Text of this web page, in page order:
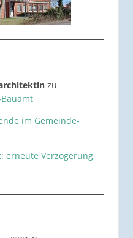
zu
im Gemeinde-
erneute Verzögerung